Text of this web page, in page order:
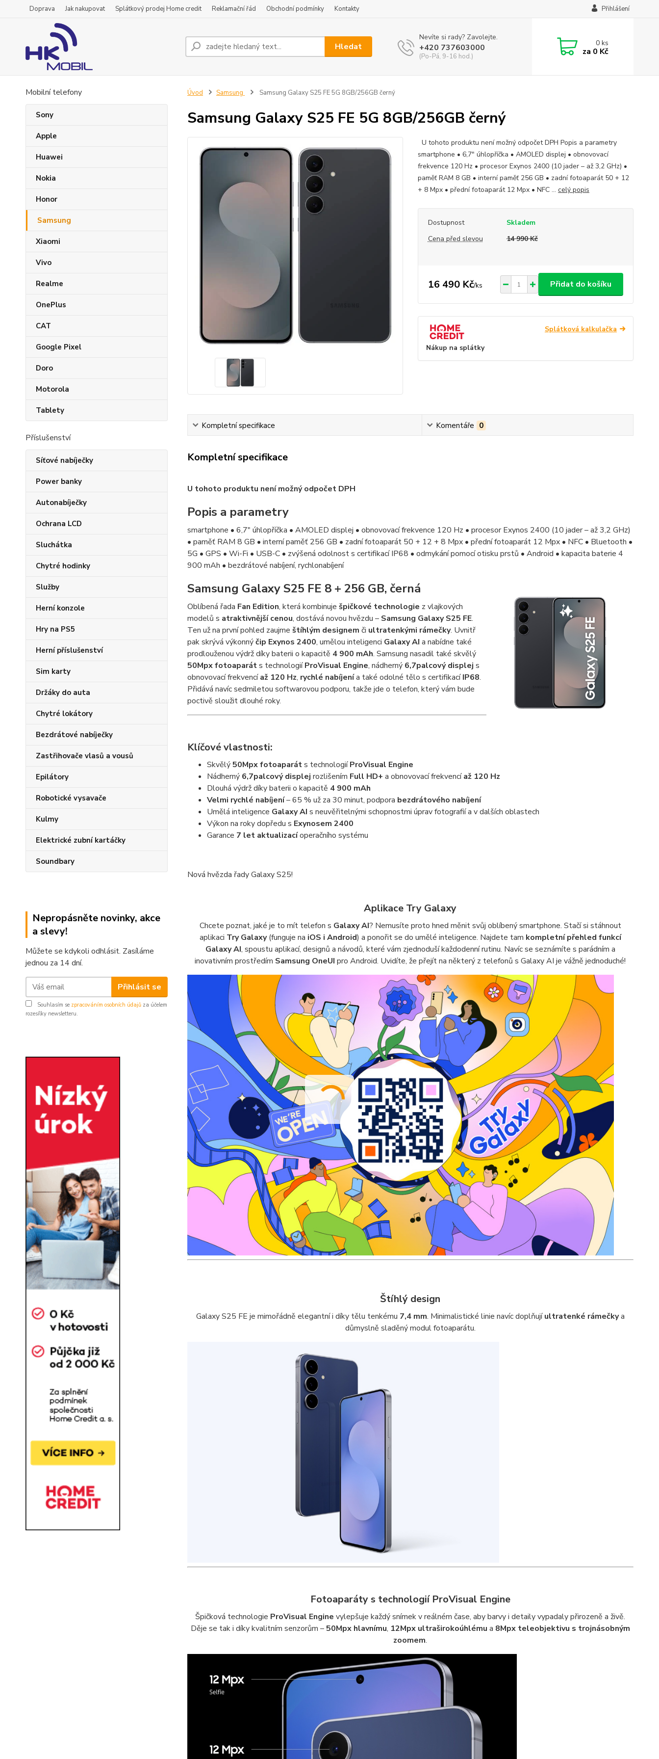
Doprava Jak nakupovat Splátkový prodej Home credit Reklamační řád Obchodní podmínky Kontakty Přihlášení
Hledat
Nevíte si rady? Zavolejte.
+420 737603000
(Po-Pá, 9-16 hod.)
0ks
za 0 Kč
Mobilní telefony
Sony
Apple
Huawei
Nokia
Honor
Samsung
Xiaomi
Vivo
Realme
OnePlus
CAT
Google Pixel
Doro
Motorola
Tablety
Příslušenství
Síťové nabíječky
Power banky
Autonabíječky
Ochrana LCD
Sluchátka
Chytré hodinky
Služby
Herní konzole
Hry na PS5
Herní příslušenství
Sim karty
Držáky do auta
Chytré lokátory
Bezdrátové nabíječky
Zastřihovače vlasů a vousů
Epilátory
Robotické vysavače
Kulmy
Elektrické zubní kartáčky
Soundbary
Nepropásněte novinky, akce
a slevy!
Můžete se kdykoli odhlásit. Zasíláme
jednou za 14 dní.
Přihlásit se
Souhlasím se zpracováním osobních údajů za účelem
rozesílky newsletteru.
Úvod Samsung Samsung Galaxy S25 FE 5G 8GB/256GB černý
Samsung Galaxy S25 FE 5G 8GB/256GB černý
U tohoto produktu není možný odpočet DPH Popis a parametry
smartphone • 6,7" úhlopříčka • AMOLED displej • obnovovací
frekvence 120 Hz • procesor Exynos 2400 (10 jader – až 3,2 GHz) •
paměť RAM 8 GB • interní paměť 256 GB • zadní fotoaparát 50 + 12
+ 8 Mpx • přední fotoaparát 12 Mpx • NFC ... celý popis
Dostupnost
Skladem
Cena před slevou
14 990 Kč
16 490 Kč/ks Přidat do košíku
Splátková kalkulačka
Nákup na splátky
Kompletní specifikace Komentáře 0
Kompletní specifikace
U tohoto produktu není možný odpočet DPH
Popis a parametry
smartphone • 6,7" úhlopříčka • AMOLED displej • obnovovací frekvence 120 Hz • procesor Exynos 2400 (10 jader – až 3,2 GHz)
• paměť RAM 8 GB • interní paměť 256 GB • zadní fotoaparát 50 + 12 + 8 Mpx • přední fotoaparát 12 Mpx • NFC • Bluetooth •
5G • GPS • Wi-Fi • USB-C • zvýšená odolnost s certifikací IP68 • odmykání pomocí otisku prstů • Android • kapacita baterie 4
900 mAh • bezdrátové nabíjení, rychlonabíjení
Samsung Galaxy S25 FE 8 + 256 GB, černá
Oblíbená řada Fan Edition, která kombinuje špičkové technologie z vlajkových
modelů s atraktivnější cenou, dostává novou hvězdu – Samsung Galaxy S25 FE.
Ten už na první pohled zaujme štíhlým designem či ultratenkými rámečky. Uvnitř
pak skrývá výkonnýčip Exynos 2400, umělou inteligenci Galaxy AI a nabídne také
prodlouženou výdrž díky baterii o kapacitě 4 900 mAh. Samsung nasadil také skvělý
50Mpx fotoaparáts technologiíProVisual Engine, nádherný6,7palcový displej s
obnovovací frekvencíaž 120 Hz, rychlé nabíjenía také odolné tělo s certifikacíIP68.
Přidává navíc sedmiletou softwarovou podporu, takže jde o telefon, který vám bude
poctivě sloužit dlouhé roky.
Klíčové vlastnosti:
Skvělý50Mpx fotoaparáts technologiíProVisual Engine
Nádherný6,7palcový displej rozlišením Full HD+ a obnovovací frekvencíaž 120 Hz
Dlouhá výdrž díky baterii o kapacitě 4 900 mAh
Velmi rychlé nabíjení– 65 % už za 30 minut, podpora bezdrátového nabíjení
Umělá inteligence Galaxy AI s neuvěřitelnými schopnostmi úprav fotografií a v dalších oblastech
Výkon na roky dopředu s Exynosem 2400
Garance 7 let aktualizacíoperačního systému
Nová hvězda řady Galaxy S25!
Aplikace Try Galaxy
Chcete poznat, jaké je to mít telefon s Galaxy AI? Nemusíte proto hned měnit svůj oblíbený smartphone. Stačí si stáhnout
aplikaci Try Galaxy(funguje na iOS i Android) a ponořit se do umělé inteligence. Najdete tam kompletní přehled funkcí
Galaxy AI, spoustu aplikací, designů a návodů, které vám zjednoduší každodenní rutinu. Navíc se seznámíte s parádním a
inovativním prostředím Samsung OneUI pro Android. Uvidíte, že přejít na některý z telefonů s Galaxy AI je vážně jednoduché!
Štíhlý design
Galaxy S25 FE je mimořádně elegantní i díky tělu tenkému 7,4 mm. Minimalistické linie navíc doplňujíultratenké rámečkya
důmyslně sladěný modul fotoaparátu.
Fotoaparáty s technologií ProVisual Engine
Špičková technologie ProVisual Engine vylepšuje každý snímek v reálném čase, aby barvy i detaily vypadaly přirozeně a živě.
Děje se tak i díky kvalitním senzorům –50Mpx hlavnímu, 12Mpx ultraširokoúhlému a 8Mpx teleobjektivu s trojnásobným
zoomem.